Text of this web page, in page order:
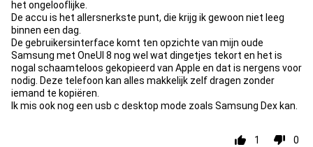
het ongelooflijke.
De accu is het allersnerkste punt, die krijg ik gewoon niet leeg
binnen een dag.
De gebruikersinterface komt ten opzichte van mijn oude
Samsung met OneUI 8 nog wel wat dingetjes tekort en het is
nogal schaamteloos gekopieerd van Apple en dat is nergens voor
nodig. Deze telefoon kan alles makkelijk zelf dragen zonder
iemand te kopiëren.
Ik mis ook nog een usb c desktop mode zoals Samsung Dex kan.
1 0